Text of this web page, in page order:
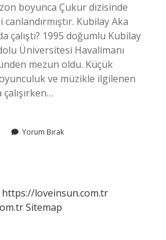
boyunca Çukur dizisinde
Kubilay Aka
çalıştı? 1995 doğumlu Kubilay
Üniversitesi Havalimanı
mezun oldu. Küçük
ve müzikle ilgilenen
Yorum Bırak
https://loveinsun.com.tr
Sitemap